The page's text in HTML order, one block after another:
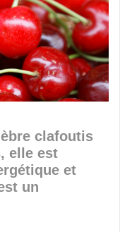
clafoutis
elle est
et
un